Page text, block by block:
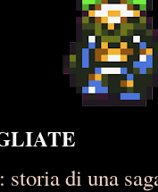
: storia di una